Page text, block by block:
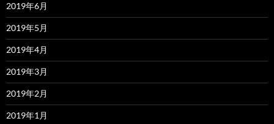
2019年6月
2019年5月
2019年4月
2019年3月
2019年2月
2019年1月